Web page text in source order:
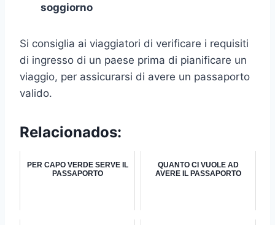
soggiorno
Si consiglia ai viaggiatori di verificare i requisiti
di ingresso di un paese prima di pianificare un
viaggio, per assicurarsi di avere un passaporto
valido.
Relacionados:
PER CAPO VERDE SERVE IL
PASSAPORTO
QUANTO CI VUOLE AD
AVERE IL PASSAPORTO